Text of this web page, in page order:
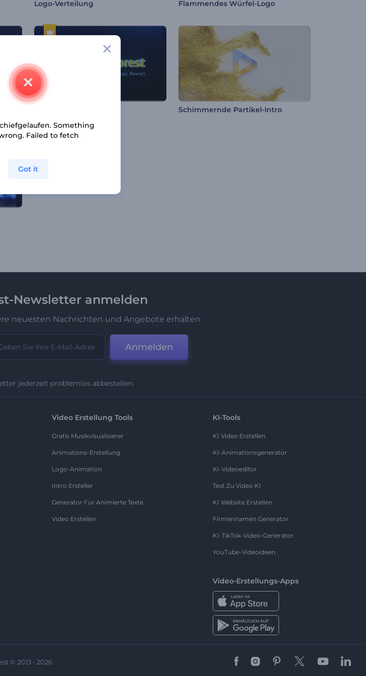
Logo-Verteilung Flammendes Würfel-Logo
Schimmernde Partikel-Intro
Newsletter anmelden
neuesten Nachrichten und Angebote erhalten
Anmelden
jederzeit problemlos abbestellen.
Video Erstellung Tools
Gratis Musikvisualisierer
Animations-Erstellung
Logo-Animation
Intro Ersteller
Generator Für Animierte Texte
Video Erstellen
KI-Tools
KI Video Erstellen
KI-Animationsgenerator
KI-Videoeditor
Text Zu Video KI
KI Website Erstellen
Firmennamen Generator
KI-TikTok-Video-Generator
YouTube-Videoideen
Video-Erstellungs-Apps
© 2013 - 2026
Something
Failed to fetch
Got it